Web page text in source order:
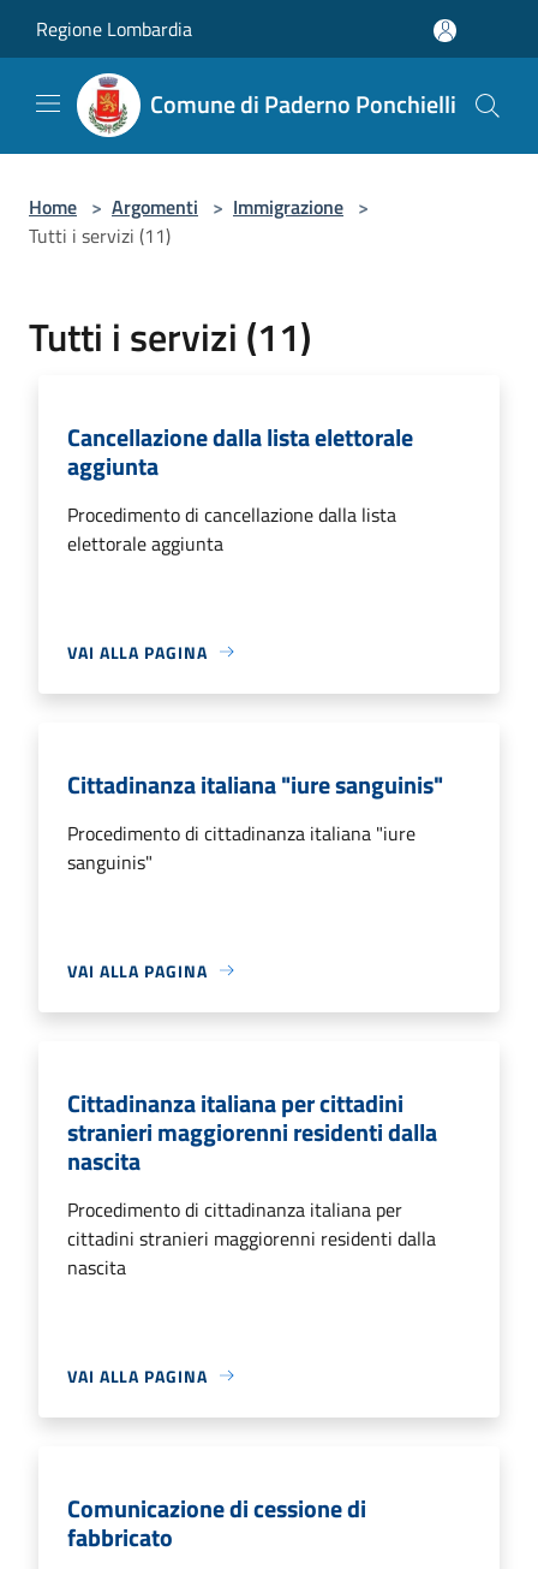
Regione Lombardia
Comune di Paderno Ponchielli
Home > Argomenti > Immigrazione >
Tutti i servizi (11)
Tutti i servizi (11)
Cancellazione dalla lista elettorale
aggiunta
Procedimento di cancellazione dalla lista
elettorale aggiunta
VAI ALLA PAGINA
Cittadinanza italiana "iure sanguinis"
Procedimento di cittadinanza italiana "iure
sanguinis"
VAI ALLA PAGINA
Cittadinanza italiana per cittadini
stranieri maggiorenni residenti dalla
nascita
Procedimento di cittadinanza italiana per
cittadini stranieri maggiorenni residenti dalla
nascita
VAI ALLA PAGINA
Comunicazione di cessione di
fabbricato